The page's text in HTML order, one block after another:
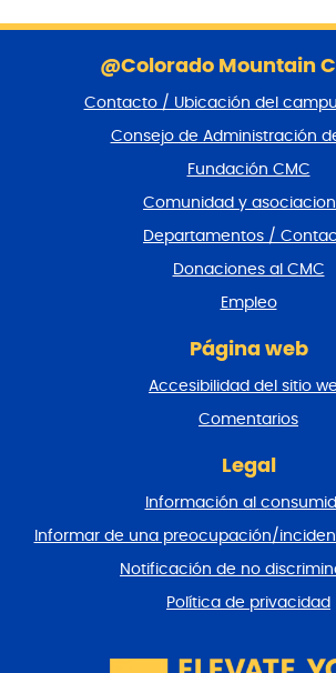
@Colorado Mountain
Contacto / Ubicación del
Consejo de Administración
Fundación CMC
Comunidad y
Departamentos /
Donaciones al CMC
Empleo
Página web
Accesibilidad del sitio
Comentarios
Legal
Información al
Informar de una preocupación/
Notificación de no
Política de privacidad